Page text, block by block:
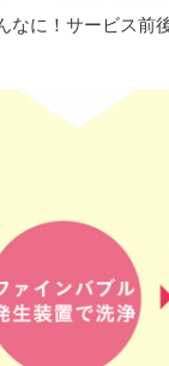
に！サービス前